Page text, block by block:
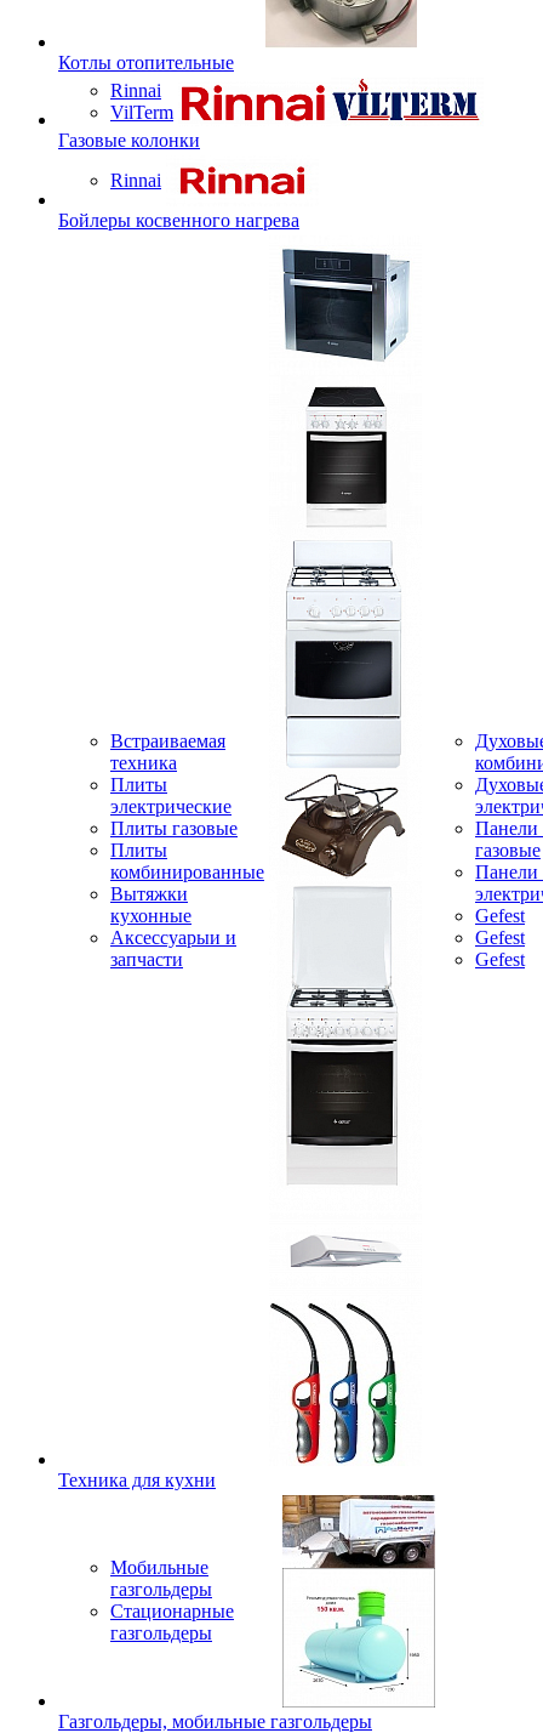
Котлы отопительные
Rinnai
VilTerm
Газовые колонки
Rinnai
Бойлеры косвенного нагрева
Встраиваемая
техника
Плиты
электрические
Плиты газовые
Плиты
комбинированные
Вытяжки
кухонные
Аксессуарыи и
запчасти
Панели
газовые
Панели
Gefest
Gefest
Gefest
Техника для кухни
Мобильные
газгольдеры
Стационарные
газгольдеры
Газгольдеры, мобильные газгольдеры